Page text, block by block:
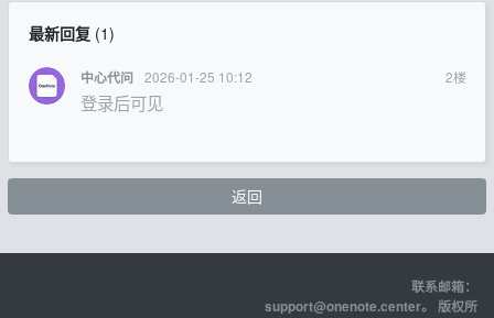
最新回复(1)
中心代问 2026-01-25 10:12 2楼
登录后可见
返回
联系邮箱：
support@onenote.center。 版权所